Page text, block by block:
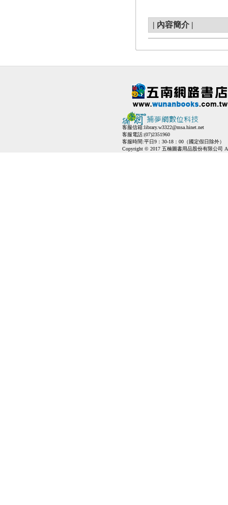
| 內容簡介 |
客服信箱:library.w3322@msa.hinet.net
客服電話:(07)2351960
客服時間:平日9：30-18：00（國定假日除外）
Copyright © 2017 五楠圖書用品股份有限公司